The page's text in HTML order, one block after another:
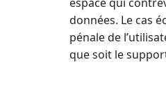
données. Le cas
pénale de
que soit le